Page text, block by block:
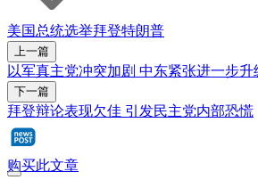
美国总统选举拜登特朗普
上一篇
以军真主党冲突加剧 中东紧张进一步升
下一篇
拜登辩论表现欠佳 引发民主党内部恐慌
购买此文章